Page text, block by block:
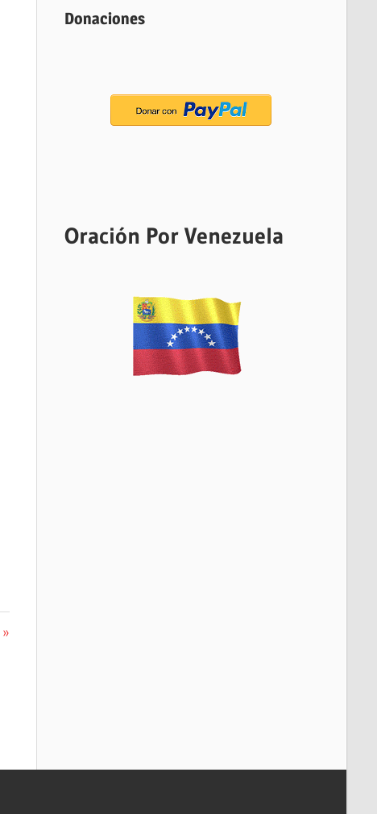
Donaciones
Oración Por Venezuela